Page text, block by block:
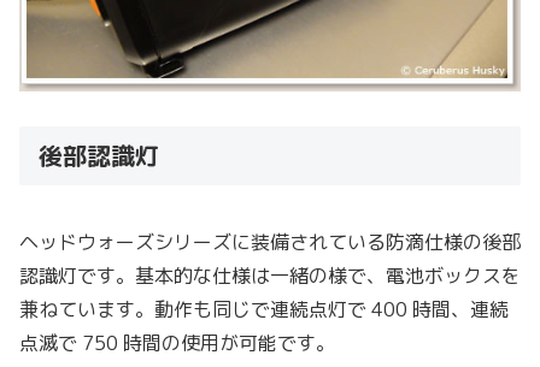
後部認識灯
ヘッドウォーズシリーズに装備されている防滴仕様の後部
認識灯です。基本的な仕様は一緒の様で、電池ボックスを
兼ねています。動作も同じで連続点灯で 400 時間、連続
点滅で 750 時間の使用が可能です。